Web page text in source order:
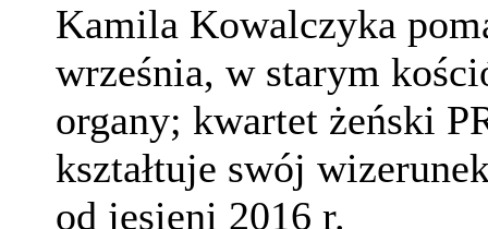
Kamila Kowalczyka
września, w starym
organy; kwartet żeński
kształtuje swój
od jesieni 2016 r.